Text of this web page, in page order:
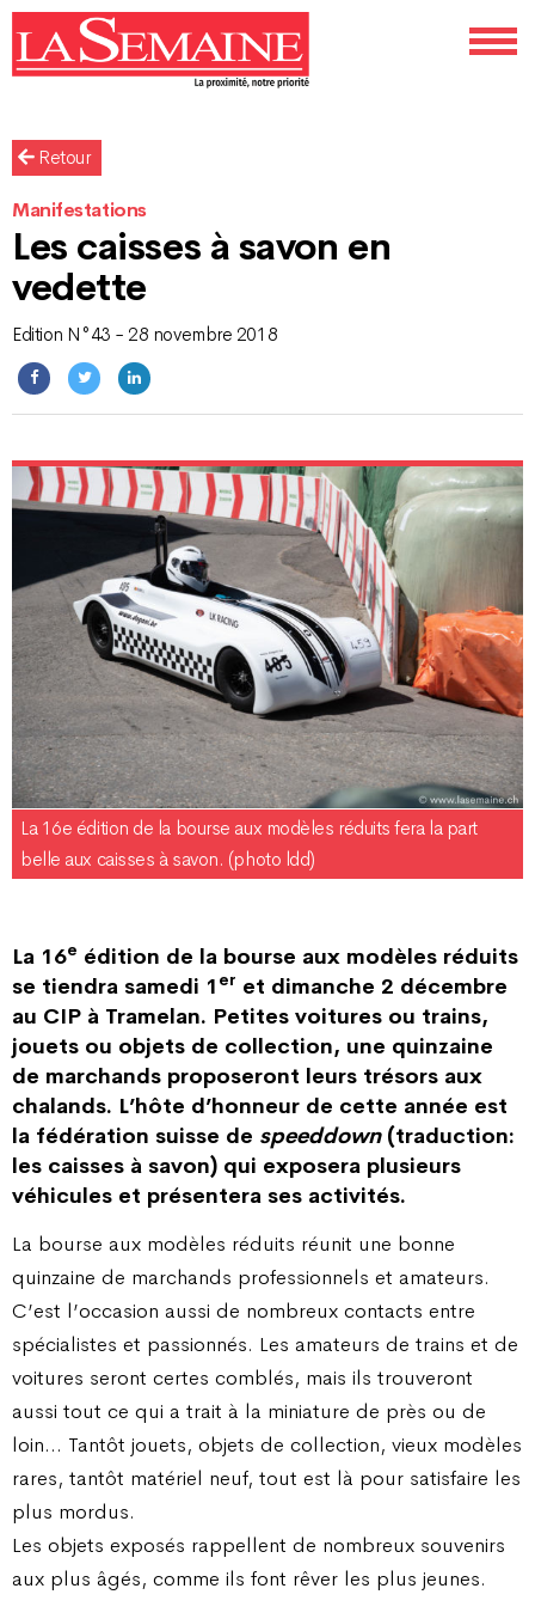
Retour
Manifestations
Les caisses à savon en
vedette
Edition N°43 - 28 novembre 2018
La 16e édition de la bourse aux modèles réduits fera la part
belle aux caisses à savon. (photo ldd)
La 16e édition de la bourse aux modèles réduits
se tiendra samedi 1 er et dimanche 2 décembre
au CIP à Tramelan. Petites voitures ou trains,
jouets ou objets de collection, une quinzaine
de marchands proposeront leurs trésors aux
chalands. L’hôte d’honneur de cette année est
la fédération suisse de speeddown(traduction:
les caisses à savon) qui exposera plusieurs
véhicules et présentera ses activités.
La bourse aux modèles réduits réunit une bonne
quinzaine de marchands professionnels et amateurs.
C’est l’occasion aussi de nombreux contacts entre
spécialistes et passionnés. Les amateurs de trains et de
voitures seront certes comblés, mais ils trouveront
aussi tout ce qui a trait à la miniature de près ou de
loin… Tantôt jouets, objets de collection, vieux modèles
rares, tantôt matériel neuf, tout est là pour satisfaire les
plus mordus.
Les objets exposés rappellent de nombreux souvenirs
aux plus âgés, comme ils font rêver les plus jeunes.